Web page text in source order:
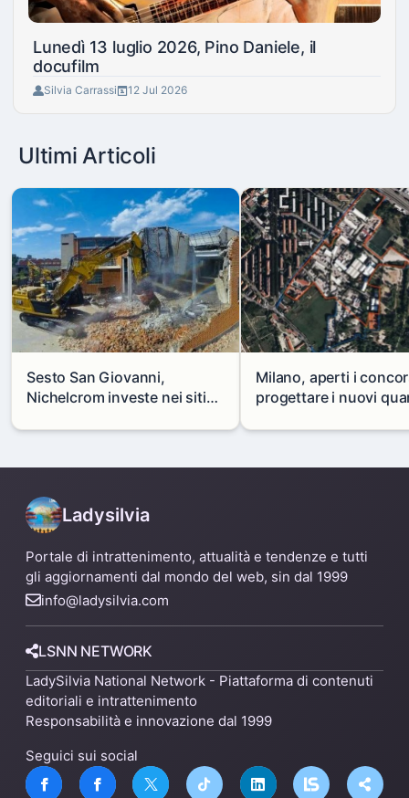
Lunedì 13 luglio 2026, Pino Daniele, il
docufilm
Silvia Carrassi 12 Jul 2026
Ultimi Articoli
Sesto San Giovanni,
Nichelcrom investe nei siti
capannone per fare spazio a
Milano, aperti i
progettare i nuovi
Mare
Ladysilvia
Portale di intrattenimento, attualità e tendenze e tutti
gli aggiornamenti dal mondo del web, sin dal 1999
info@ladysilvia.com
LSNN NETWORK
LadySilvia National Network - Piattaforma di contenuti
editoriali e intrattenimento
Responsabilità e innovazione dal 1999
Seguici sui social